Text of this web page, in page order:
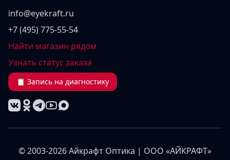
info@eyekraft.ru
+7 (495) 775-55-54
Найти магазин рядом
Узнать статус заказа
📋 Запись на диагностику
© 2003-2026 Айкрафт Оптика | ООО «АЙКРАФТ»